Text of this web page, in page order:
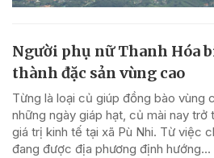
Người phụ nữ Thanh Hóa
thành đặc sản vùng cao
Từng là loại củ giúp đồng bào vùng
những ngày giáp hạt, củ mài nay trở
giá trị kinh tế tại xã Pù Nhi. Từ việc
đang được địa phương định hướng...